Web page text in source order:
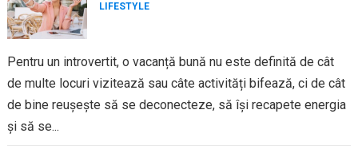
LIFESTYLE
Pentru un introvertit, o vacanță bună nu este definită de cât
de multe locuri vizitează sau câte activități bifează, ci de cât
de bine reușește să se deconecteze, să își recapete energia
și să se...